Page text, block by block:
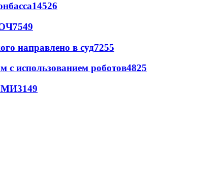
14526
7549
направлено в суд7255
использованием роботов4825
3149